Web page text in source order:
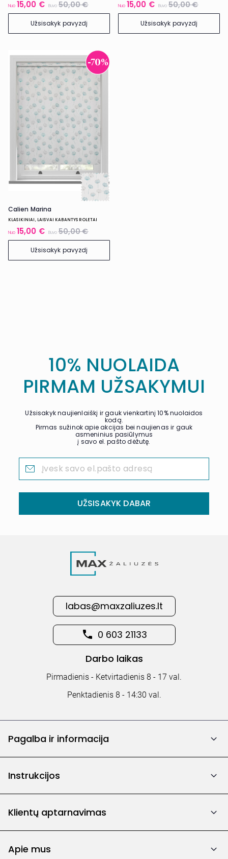
Nuo 15,00 € Buvo50,00 €
Užsisakyk pavyzdį
Nuo 15,00 € Buvo50,00 €
Užsisakyk pavyzdį
-70%
Calien Marina
KLASIKINIAI, LAISVAI KABANTYS ROLETAI
Nuo 15,00 € Buvo50,00 €
Užsisakyk pavyzdį
10% NUOLAIDA
PIRMAM UŽSAKYMUI
Užsisakyk naujienlaiškį ir gauk vienkartinį 10% nuolaidos
kodą.
Pirmas sužinok apie akcijas bei naujienas ir gauk
asmeninius pasiūlymus
į savo el. pašto dėžutę.
UŽSISAKYK DABAR
labas@maxzaliuzes.lt
0 603 21133
Darbo laikas
Pirmadienis - Ketvirtadienis 8 - 17 val.
Penktadienis 8 - 14:30 val.
Pagalba ir informacija
Instrukcijos
Klientų aptarnavimas
Apie mus